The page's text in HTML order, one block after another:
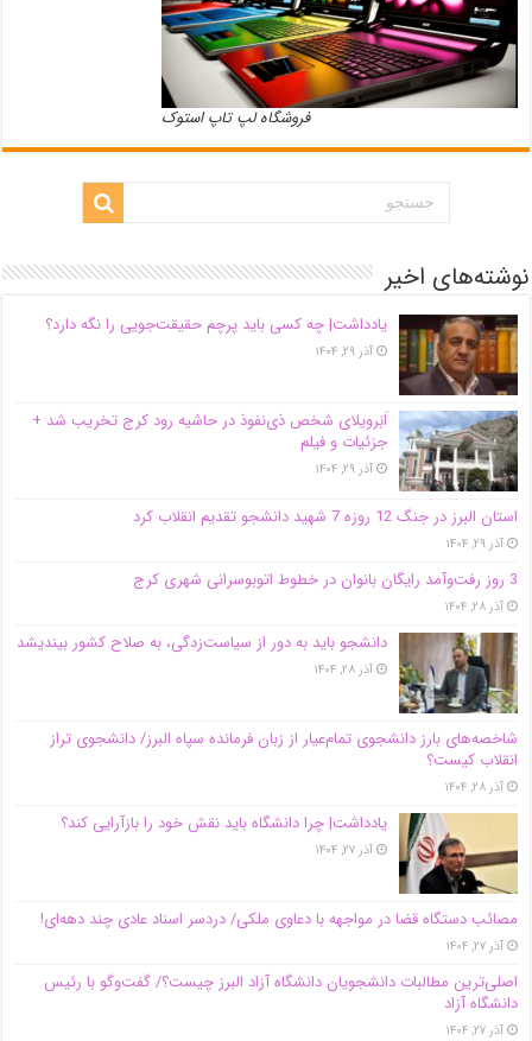
فروشگاه لپ تاپ استوک
نوشته‌های اخیر
یادداشت| ‌چه کسی باید پرچم حقیقت‌جویی را نگه دارد؟
آذر ۲۹, ۱۴۰۴
اَبَر‌ویلای شخص ذی‌نفوذ در حاشیه‌ رود کرج تخریب شد +
جزئیات و فیلم
آذر ۲۹, ۱۴۰۴
استان البرز در جنگ 12 روزه 7 شهید دانشجو تقدیم انقلاب کرد
آذر ۲۹, ۱۴۰۴
3 روز رفت‌وآمد رایگان بانوان در خطوط اتوبوسرانی شهری کرج
آذر ۲۸, ۱۴۰۴
دانشجو باید به دور از سیاست‌زدگی، به صلاح کشور بیندیشد
آذر ۲۸, ۱۴۰۴
شاخصه‌های بارز دانشجوی تمام‌عیار از زبان فرمانده سپاه البرز/ دانشجوی تراز
انقلاب کیست؟
آذر ۲۸, ۱۴۰۴
یادداشت| چرا دانشگاه باید نقش خود را بازآرایی کند؟
آذر ۲۷, ۱۴۰۴
مصائب دستگاه قضا در مواجهه با دعاوی ملکی/ دردسر اسناد عادی چند‌ دهه‌ای!
آذر ۲۷, ۱۴۰۴
اصلی‌ترین مطالبات دانشجویان دانشگاه آزاد البرز چیست؟/ گفت‌وگو با رئیس
دانشگاه آز‌اد
آذر ۲۷, ۱۴۰۴